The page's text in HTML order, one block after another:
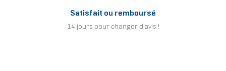
Satisfait ou remboursé
14 jours pour changer d'avis !